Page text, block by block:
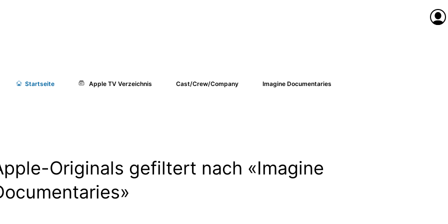
Startseite Apple TV Verzeichnis Cast/Crew/Company Imagine Documentaries
Originals gefiltert nach «Imagine